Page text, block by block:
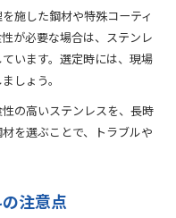
施した鋼材や特殊コーティ
が必要な場合は、ステンレ
います。選定時には、現場
しょう。
の高いステンレスを、長時
を選ぶことで、トラブルや
注意点